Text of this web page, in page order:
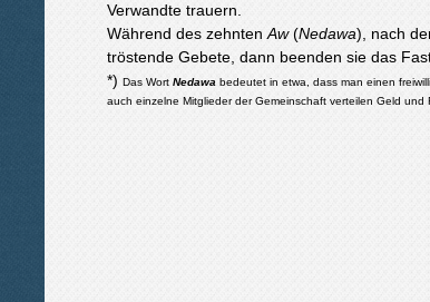
Verwandte trauern.
Während des zehnten Aw(Nedawa), nach
tröstende Gebete, dann beenden sie das
*) Das Wort Nedawa bedeutet in etwa, dass man einen
auch einzelne Mitglieder der Gemeinschaft verteilen Geld und